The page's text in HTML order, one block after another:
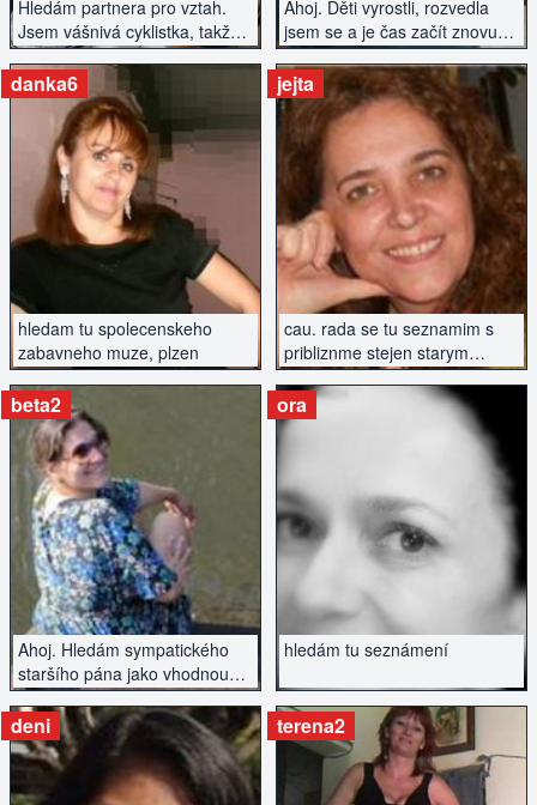
Hledám partnera pro vztah.
Jsem vášnivá cyklistka, takže
pokud tě baví kolo a výlety, jsi
nekuřák a nemáš závazky,
určitě mi napiš.
Ahoj. Děti vyrostli, rozvedla
jsem se a je čas začít znovu
hledat lásku...
hledam tu spolecenskeho
zabavneho muze, plzen
danka6
ZOBRAZIT INZERÁT
cau. rada se tu seznamim s
pribliznme stejen starym
muzem. pokud mas vyresenou
minulost a jdi nekurak, rada te
poznam,
jejta
ZOBRAZIT INZERÁT
Ahoj. Hledám sympatického
staršího pána jako vhodnou
společnost na dlouhé zimní
večery.
beta2
ZOBRAZIT INZERÁT
hledám tu seznámení
ora
ZOBRAZIT INZERÁT
deni terena2